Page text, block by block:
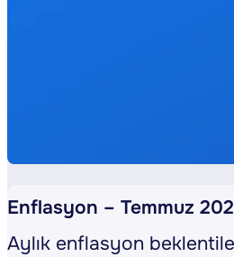
Enflasyon – Temmuz
Aylık enflasyon